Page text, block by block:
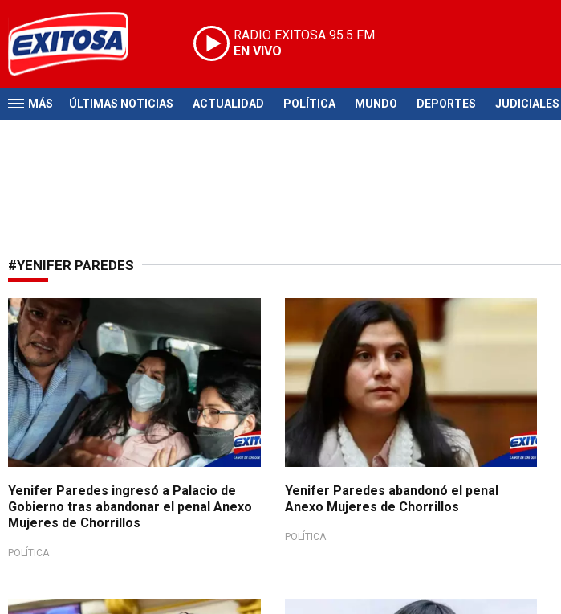
RADIO EXITOSA 95.5 FM
EN VIVO
MÁS ÚLTIMAS NOTICIAS ACTUALIDAD POLÍTICA MUNDO DEPORTES JUDICIALES
#YENIFER PAREDES
Yenifer Paredes ingresó a Palacio de
Gobierno tras abandonar el penal Anexo
Mujeres de Chorrillos
POLÍTICA
Yenifer Paredes abandonó el penal
Anexo Mujeres de Chorrillos
POLÍTICA